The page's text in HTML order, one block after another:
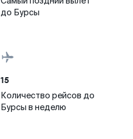
до Бурсы
15
Количество рейсов до
Бурсы в неделю